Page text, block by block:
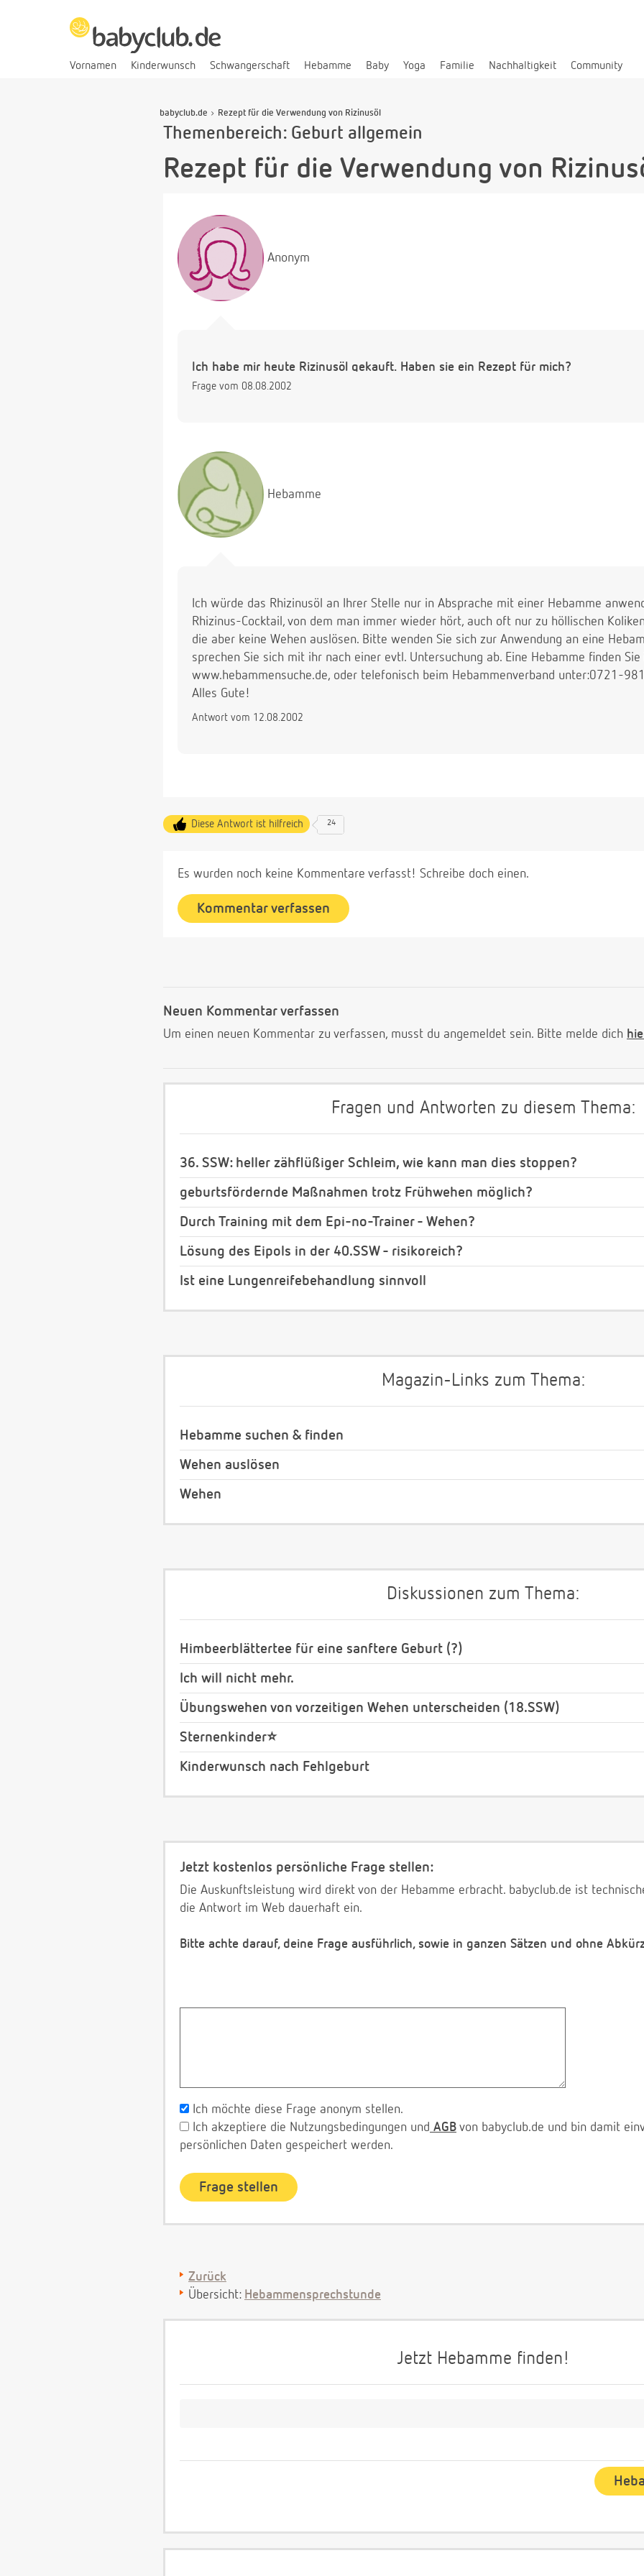
Vornamen Kinderwunsch Schwangerschaft Hebamme Baby Yoga Familie Nachhaltigkeit Community
babyclub.de Rezept für die Verwendung von Rizinusöl
Themenbereich: Geburt allgemein
Rezept für die Verwendung von
Anonym
Ich habe mir heute Rizinusöl gekauft. Haben sie ein Rezept für mich?
Frage vom 08.08.2002
Hebamme
Ich würde das Rhizinusöl an Ihrer Stelle nur in Absprache mit einer Hebamme
Rhizinus-Cocktail, von dem man immer wieder hört, auch oft nur zu höllischen
die aber keine Wehen auslösen. Bitte wenden Sie sich zur Anwendung an eine
sprechen Sie sich mit ihr nach einer evtl. Untersuchung ab. Eine Hebamme finden
www.hebammensuche.de, oder telefonisch beim Hebammenverband unter:0721-
Alles Gute!
Antwort vom 12.08.2002
Diese Antwort ist hilfreich 24
Es wurden noch keine Kommentare verfasst! Schreibe doch einen.
Kommentar verfassen
Neuen Kommentar verfassen
Um einen neuen Kommentar zu verfassen, musst du angemeldet sein. Bitte melde dich
Fragen und Antworten zu diesem Thema:
36. SSW: heller zähflüßiger Schleim, wie kann man dies stoppen?
geburtsfördernde Maßnahmen trotz Frühwehen möglich?
Durch Training mit dem Epi-no-Trainer - Wehen?
Lösung des Eipols in der 40.SSW - risikoreich?
Ist eine Lungenreifebehandlung sinnvoll
Magazin-Links zum Thema:
Hebamme suchen & finden
Wehen auslösen
Wehen
Diskussionen zum Thema:
Himbeerblättertee für eine sanftere Geburt (?)
Ich will nicht mehr.
Übungswehen von vorzeitigen Wehen unterscheiden (18.SSW)
Sternenkinder⭐️
Kinderwunsch nach Fehlgeburt
Jetzt kostenlos persönliche Frage stellen:
Die Auskunftsleistung wird direkt von der Hebamme erbracht. babyclub.de ist
die Antwort im Web dauerhaft ein.
Bitte achte darauf, deine Frage ausführlich, sowie in ganzen Sätzen und ohne
Ich möchte diese Frage anonym stellen.
Ich akzeptiere die Nutzungsbedingungen und AGB von babyclub.de und bin damit
persönlichen Daten gespeichert werden.
Zurück
Übersicht: Hebammensprechstunde
Jetzt Hebamme finden!